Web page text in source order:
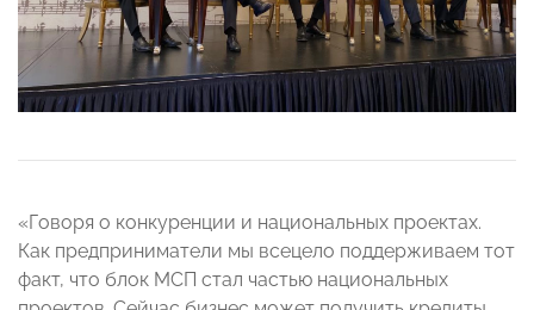
«Говоря о конкуренции и национальных проектах.
Как предприниматели мы всецело поддерживаем тот
факт, что блок МСП стал частью национальных